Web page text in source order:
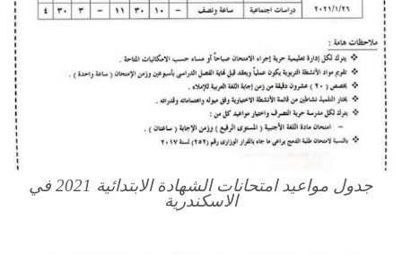
جدول مواعيد امتحانات الشهادة الابتدائية 2021 في
الاسكندرية